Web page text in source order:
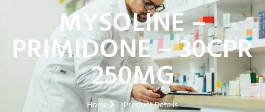
MYSOLINE –
PRIMIDONE – 30CPR
250MG
Home Product Details